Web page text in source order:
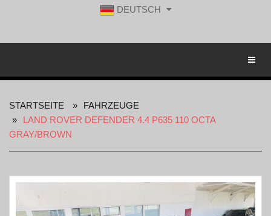
DEUTSCH
STARTSEITE
FAHRZEUGE
LAND ROVER DEFENDER 4.4 P635 110 OCTA
GRAY/BROWN